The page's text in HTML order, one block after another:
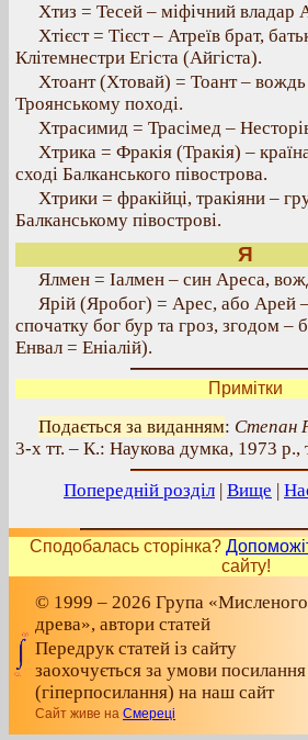
Хтиз = Тесей – міфічний владар
Хтієст = Тієст – Атреїв брат,
Клітемнестри Егіста (Айгіста).
Хтоант (Хтовай) = Тоант – вождь
Троянському поході.
Хтрасимид = Трасімед –
Хтрика = Фракія (Тракія) –
сході Балканського півострова.
Хтрики = фракійці, тракіяни –
Балканському півострові.
Я
Ялмен = Іалмен – син Ареса,
Ярій (Яробог) = Арес, або Арей
спочатку бог бур та гроз, згодом –
Енвал = Еніалій).
Примітки
Подається за виданням: Степан
3-х тт. – К.: Наукова думка, 1973 р.,
Попередній розділ | Вище |
Сподобалась сторінка?
сайту!
© 1999 – 2026 Група «Мисленого
древа», автори статей
Передрук статей із сайту
заохочується за умови посилання
(гіперпосилання) на наш сайт
Сайт живе на Смереці